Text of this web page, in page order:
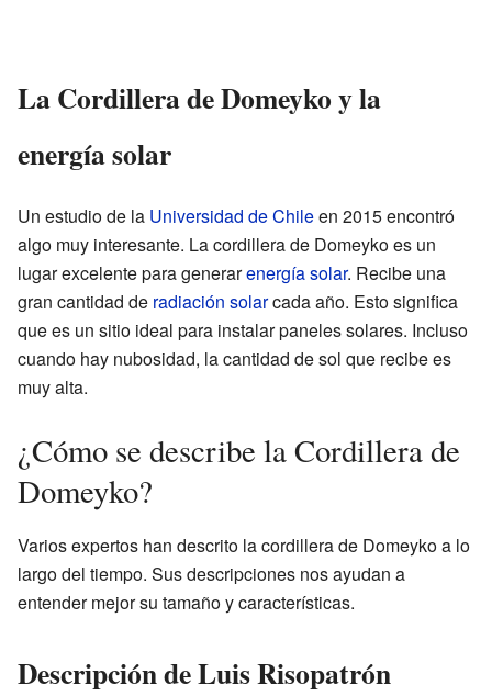
La Cordillera de Domeyko y la
energía solar
Un estudio de la Universidad de Chileen 2015 encontró
algo muy interesante. La cordillera de Domeyko es un
lugar excelente para generarenergía solar. Recibe una
gran cantidad de radiación solarcada año. Esto significa
que es un sitio ideal para instalar paneles solares. Incluso
cuando hay nubosidad, la cantidad de sol que recibe es
muy alta.
¿Cómo se describe la Cordillera de
Domeyko?
Varios expertos han descrito la cordillera de Domeyko a lo
largo del tiempo. Sus descripciones nos ayudan a
entender mejor su tamaño y características.
Descripción de Luis Risopatrón